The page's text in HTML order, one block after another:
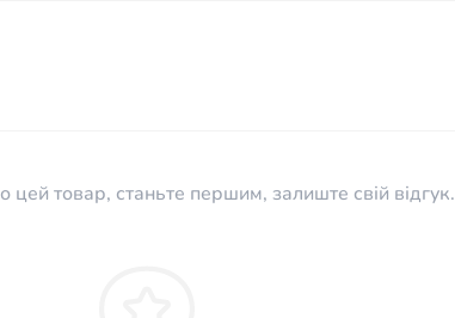
цей товар, станьте першим, залиште свій відгук.